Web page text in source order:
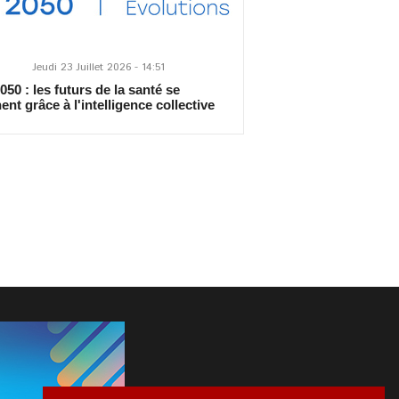
Jeudi 23 Juillet 2026 - 14:51
: les futurs de la santé se
grâce à l'intelligence collective